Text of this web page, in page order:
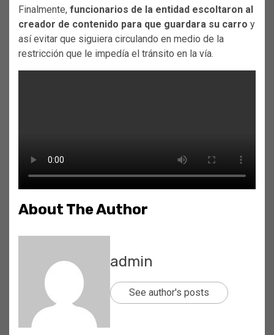
Finalmente, funcionarios de la entidad escoltaron al
creador de contenido para que guardara su carro y
así evitar que siguiera circulando en medio de la
restricción que le impedía el tránsito en la vía.
About The Author
admin
See author's posts